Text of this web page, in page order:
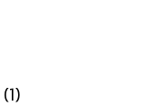
(1)